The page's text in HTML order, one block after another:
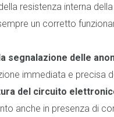
resistenza interna
un corretto
segnalazione delle
immediata e precisa
del circuito
anche in presenza di